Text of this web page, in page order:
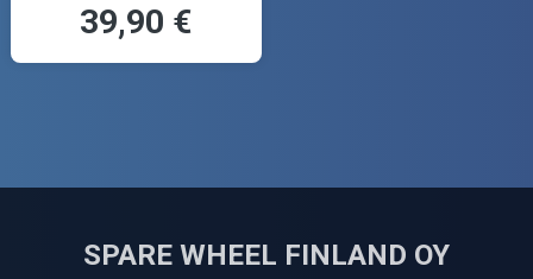
39,90 €
SPARE WHEEL FINLAND OY